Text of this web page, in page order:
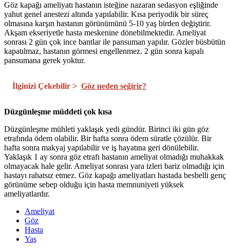
Göz kapağı ameliyatı hastanın isteğine nazaran sedasyon eşliğinde
yahut genel anestezi altında yapılabilir. Kısa periyodik bir süreç
olmasına karşın hastanın görünümünü 5-10 yaş birden değiştirir.
Akşam ekseriyetle hasta meskenine dönebilmektedir. Ameliyat
sonrası 2 gün çok ince bantlar ile pansuman yapılır. Gözler büsbütün
kapatılmaz, hastanın görmesi engellenmez. 2 gün sonra kapalı
pansumana gerek yoktur.
İlginizi Çekebilir > Göz neden seğirir?
Düzgünleşme müddeti çok kısa
Düzgünleşme mühleti yaklaşık yedi gündür. Birinci iki gün göz
etrafında ödem olabilir. Bir hafta sonra ödem süratle çözülür. Bir
hafta sonra makyaj yapılabilir ve iş hayatına geri dönülebilir.
Yaklaşık 1 ay sonra göz etrafı hastanın ameliyat olmadığı muhakkak
olmayacak hale gelir. Ameliyat sonrası yara izleri bariz olmadığı için
hastayı rahatsız etmez. Göz kapağı ameliyatları hastada besbelli genç
görünüme sebep olduğu için hasta memnuniyeti yüksek
ameliyatlardır.
Ameliyat
Göz
Hasta
Yaş